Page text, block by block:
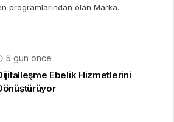
programlarından olan Marka...
5 gün önce
Ebelik Hizmetlerini